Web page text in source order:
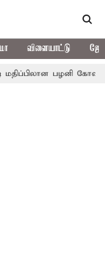
விளையாட்டு
பழனி கோவில் நில